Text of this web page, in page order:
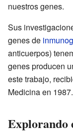
nuestros genes.
Sus
genes de
anticuerpos)
genes producen
este trabajo,
Medicina en 1987.
Explorando